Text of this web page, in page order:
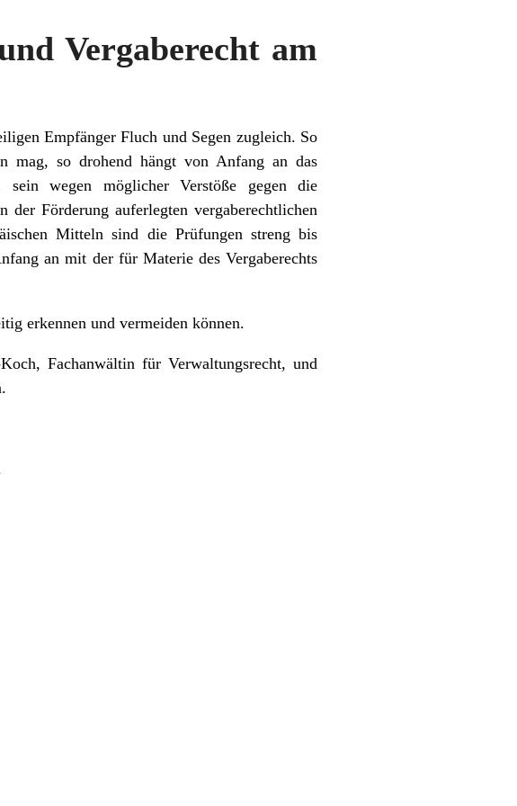
Vergaberecht am
Empfänger Fluch und Segen zugleich. So
mag, so drohend hängt von Anfang an das
wegen möglicher Verstöße gegen die
Förderung auferlegten vergaberechtlichen
Mitteln sind die Prüfungen streng bis
an mit der für Materie des Vergaberechts
erkennen und vermeiden können.
Fachanwältin für Verwaltungsrecht, und